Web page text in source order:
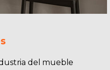
del mueble